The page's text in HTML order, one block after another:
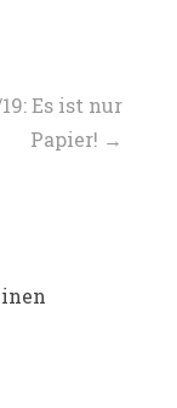
Es ist nur
Papier! →